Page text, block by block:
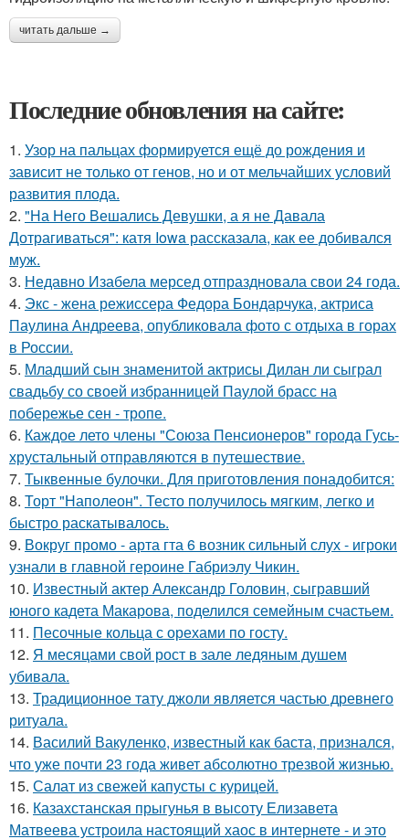
читать дальше →
Последние обновления на сайте:
1. Узор на пальцах формируется ещё до рождения и
зависит не только от генов, но и от мельчайших условий
развития плода.
2. "На Него Вешались Девушки, а я не Давала
Дотрагиваться": катя Iowa рассказала, как ее добивался
муж.
3. Недавно Изабела мерсед отпраздновала свои 24 года.
4. Экс - жена режиссера Федора Бондарчука, актриса
Паулина Андреева, опубликовала фото с отдыха в горах
в России.
5. Младший сын знаменитой актрисы Дилан ли сыграл
свадьбу со своей избранницей Паулой брасс на
побережье сен - тропе.
6. Каждое лето члены "Союза Пенсионеров" города Гусь-
хрустальный отправляются в путешествие.
7. Тыквенные булочки. Для приготовления понадобится:
8. Торт "Наполеон". Тесто получилось мягким, легко и
быстро раскатывалось.
9. Вокруг промо - арта гта 6 возник сильный слух - игроки
узнали в главной героине Габриэлу Чикин.
10. Известный актер Александр Головин, сыгравший
юного кадета Макарова, поделился семейным счастьем.
11. Песочные кольца с орехами по госту.
12. Я месяцами свой рост в зале ледяным душем
убивала.
13. Традиционное тату джоли является частью древнего
ритуала.
14. Василий Вакуленко, известный как баста, признался,
что уже почти 23 года живет абсолютно трезвой жизнью.
15. Салат из свежей капусты с курицей.
16. Казахстанская прыгунья в высоту Елизавета
Матвеева устроила настоящий хаос в интернете - и это